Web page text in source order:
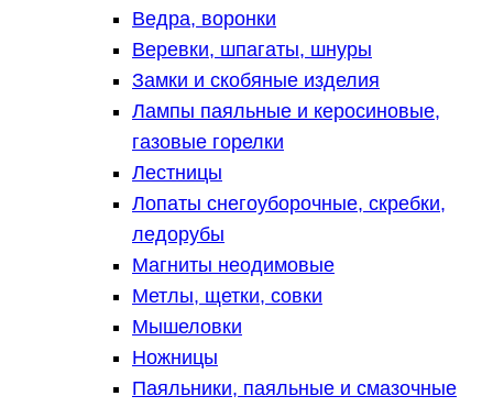
Ведра, воронки
Веревки, шпагаты, шнуры
Замки и скобяные изделия
Лампы паяльные и керосиновые,
газовые горелки
Лестницы
Лопаты снегоуборочные, скребки,
ледорубы
Магниты неодимовые
Метлы, щетки, совки
Мышеловки
Ножницы
Паяльники, паяльные и смазочные